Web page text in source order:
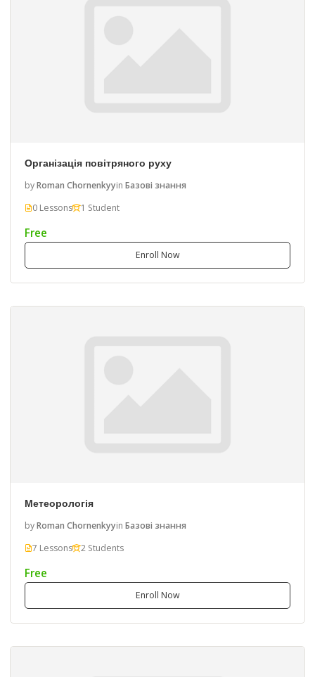
Організація повітряного руху
byRoman Chornenkyyin Базові знання
0 Lessons
1 Student
Free
Enroll Now
Метеорологія
byRoman Chornenkyyin Базові знання
7 Lessons
2 Students
Free
Enroll Now